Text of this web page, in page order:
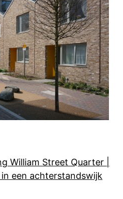
William Street Quarter |
een achterstandswijk